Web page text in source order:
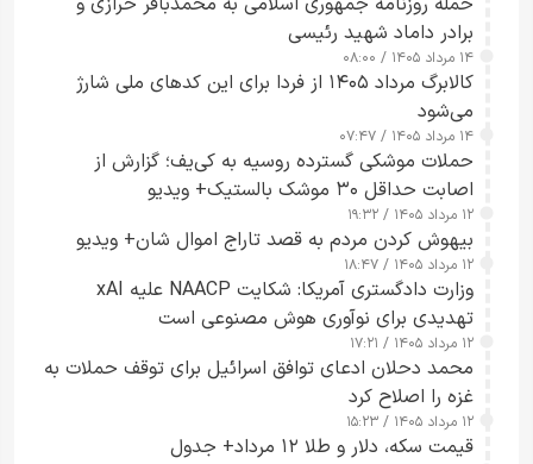
برادر داماد شهید رئیسی
۱۴ مرداد ۱۴۰۵ / ۰۸:۰۰
کالابرگ مرداد ۱۴۰۵ از فردا برای این کدهای ملی شارژ
می‌شود
۱۴ مرداد ۱۴۰۵ / ۰۷:۴۷
حملات موشکی گسترده روسیه به کی‌یف؛ گزارش از
اصابت حداقل ۳۰ موشک بالستیک+ ویدیو
۱۲ مرداد ۱۴۰۵ / ۱۹:۳۲
بیهوش کردن مردم به قصد تاراج اموال شان+ ویدیو
۱۲ مرداد ۱۴۰۵ / ۱۸:۴۷
وزارت دادگستری آمریکا: شکایت NAACP علیه xAI
تهدیدی برای نوآوری هوش مصنوعی است
۱۲ مرداد ۱۴۰۵ / ۱۷:۲۱
محمد دحلان ادعای توافق اسرائیل برای توقف حملات به
غزه را اصلاح کرد
۱۲ مرداد ۱۴۰۵ / ۱۵:۲۳
قیمت سکه، دلار و طلا ۱۲ مرداد+ جدول